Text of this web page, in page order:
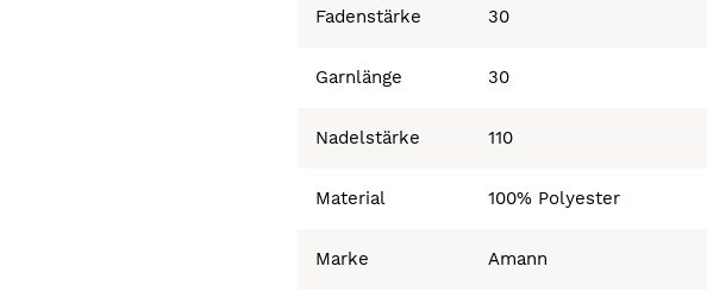
Fadenstärke 30
Garnlänge 30
Nadelstärke 110
Material 100% Polyester
Marke Amann